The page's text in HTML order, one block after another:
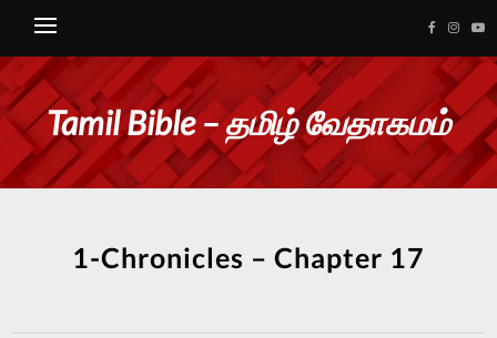
Tamil Bible – தமிழ் வேதாகமம்
1-Chronicles – Chapter 17